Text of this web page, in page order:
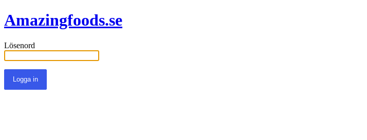
Amazingfoods.se
Lösenord